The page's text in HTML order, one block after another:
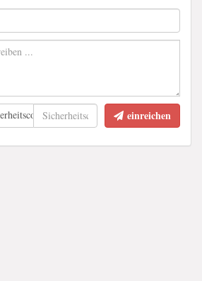
einreichen